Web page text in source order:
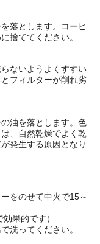
落とします。コーヒ
捨ててください。
ないようよくすすい
フィルターが削れ劣
油を落とします。色
、自然乾燥でよく乾
発生する原因となり
をのせて中火で15～
果的です）
洗ってください。